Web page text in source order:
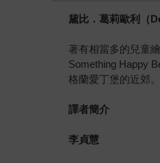
黛比．葛莉歐利（
著有相當多的兒童
Something Happy
格蘭愛丁堡的近郊。
譯者簡介
李貞慧